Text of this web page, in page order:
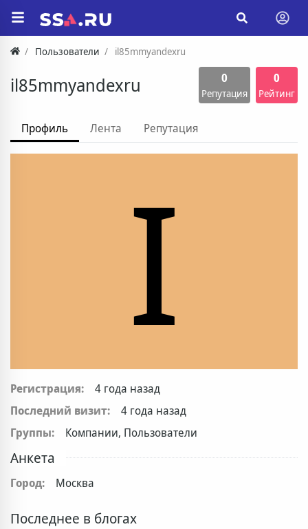
Пользователи il85mmyandexru
il85mmyandexru 0
Репутация
0
Рейтинг
Профиль Лента Репутация
I
Регистрация:
4 года назад
Последний визит:
4 года назад
Группы:
Компании, Пользователи
Анкета
Город: Москва
Последнее в блогах